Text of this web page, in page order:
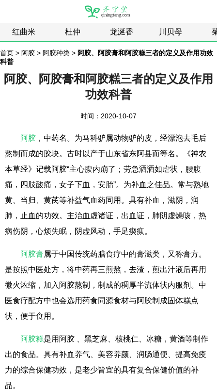
红曲米 杜仲 龙涎香 川贝母
首页 > 阿胶 > 阿胶种类 > 阿胶、阿胶膏和阿胶糕三者的定义及作用功效
科普
阿胶、阿胶膏和阿胶糕三者的定义及作用
功效科普
时间：2020-10-07
阿胶 ，中药名。为马科驴属动物驴的皮，经漂泡去毛后
熬制而成的胶块。古时以产于山东省东阿县而等名。《神农
本草经》记载阿胶“主心腹内崩了；劳急洒洒如虐状，腰腹
痛，四肢酸痛，女子下血，安胎”。为补血之佳品。常与熟地
黄、当归、黄芪等补益气血药同用。具有补血，滋阴，润
肺，止血的功效。主治血虚诸证，出血证，肺阴虚燥咳，热
病伤阴，心烦失眠，阴虚风动，手足瘈疭。
阿胶膏属于中国传统药膳食疗中的膏滋类，又称膏方。
是按照中医处方，将中药再三煎熬，去渣，煎出汁液后再用
微火浓缩，加入阿胶熬制，制成的稠厚半流体状内服剂。中
医食疗配方中也会选用药食同源食材与阿胶制成固体糕点
状，便于食用。
阿胶糕是用阿胶 、黑芝麻、核桃仁、冰糖，黄酒等制作
出的食品。具有补血养气、美容养颜、润肠通便、提高免疫
力的综合保健功效，是老少皆宜的具有复合保健价值的补
品。